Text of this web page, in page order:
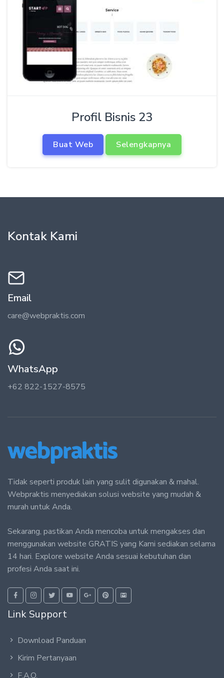
Profil Bisnis 23
Buat Web Selengkapnya
Kontak Kami
Email
care@webpraktis.com
WhatsApp
+62 822-1527-8575
Tidak seperti produk lain yang sulit digunakan & mahal.
Webpraktis menyediakan solusi website yang mudah &
murah untuk Anda.
Sekarang, pastikan Anda mencoba untuk mengakses dan
menggunakan website GRATIS yang Kami sediakan selama
14 hari. Explore website Anda sesuai kebutuhan dan
profesi Anda saat ini.
Link Support
Download Panduan
Kirim Pertanyaan
F.A.Q.